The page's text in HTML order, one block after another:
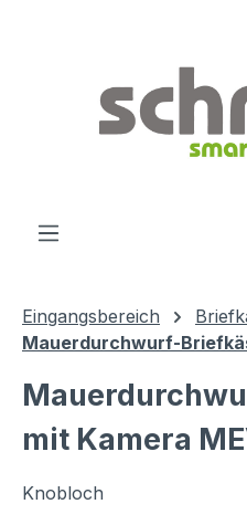
Eingangsbereich
Mauerdurchwurf-
mit Kamera
Knobloch